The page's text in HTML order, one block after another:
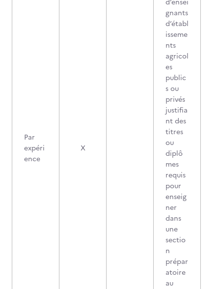
Par
expéri
ence
X
d’ensei
gnants
d’établ
isseme
nts
agricol
es
public
s ou
privés
justifia
nt des
titres
ou
diplô
mes
requis
pour
enseig
ner
dans
une
sectio
n
prépar
atoire
au